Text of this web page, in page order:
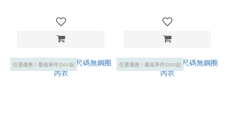
任選優惠！最低單件$300起 任選優惠！最低單件$300起